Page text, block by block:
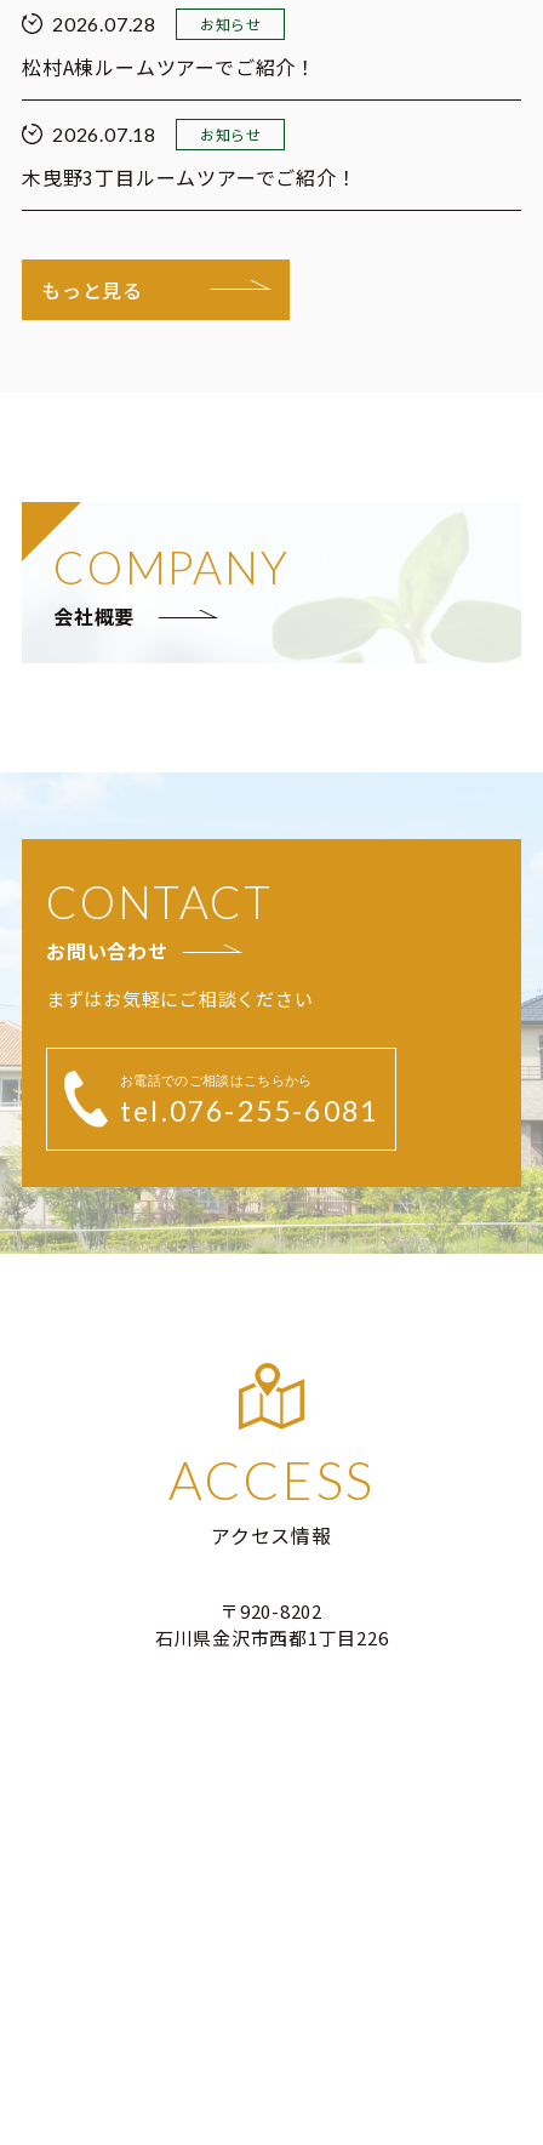
2026.07.28 お知らせ
松村A棟ルームツアーでご紹介！
2026.07.18 お知らせ
木曳野3丁目ルームツアーでご紹介！
もっと見る
COMPANY
会社概要
CONTACT
お問い合わせ
まずはお気軽にご相談ください
お電話でのご相談はこちらから
tel.076-255-6081
ACCESS
アクセス情報
〒920-8202
石川県金沢市西都1丁目226